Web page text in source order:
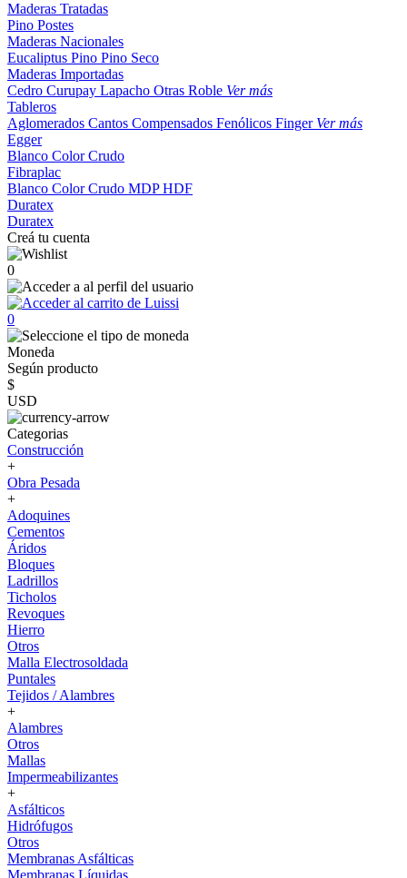
Maderas Tratadas
Pino Postes
Maderas Nacionales
Eucaliptus Pino Pino Seco
Maderas Importadas
Cedro Curupay Lapacho Otras Roble Ver más
Tableros
Aglomerados Cantos Compensados Fenólicos Finger Ver más
Egger
Blanco ColorCrudo
Fibraplac
Blanco ColorCrudo MDPHDF
Duratex
Duratex
Creá tu cuenta
0
0
Moneda
Según producto
$
USD
Categorias
Construcción
+
Obra Pesada
+
Adoquines
Cementos
Áridos
Bloques
Ladrillos
Ticholos
Revoques
Hierro
Otros
Malla Electrosoldada
Puntales
Tejidos / Alambres
+
Alambres
Otros
Mallas
Impermeabilizantes
+
Asfálticos
Hidrófugos
Otros
Membranas Asfálticas
Membranas Líquidas